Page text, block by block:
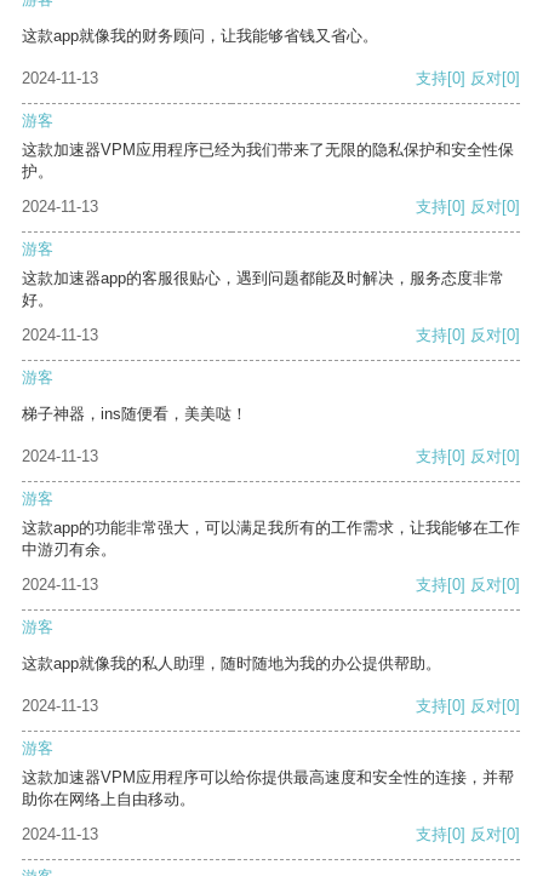
这款app就像我的财务顾问，让我能够省钱又省心。
2024-11-13 支持[0] 反对[0]
游客
这款加速器VPM应用程序已经为我们带来了无限的隐私保护和安全性保
护。
2024-11-13
支持[0] 反对[0]
游客
这款加速器app的客服很贴心，遇到问题都能及时解决，服务态度非常
好。
2024-11-13
支持[0] 反对[0]
游客
梯子神器，ins随便看，美美哒！
2024-11-13 支持[0] 反对[0]
游客
这款app的功能非常强大，可以满足我所有的工作需求，让我能够在工作
中游刃有余。
2024-11-13
支持[0] 反对[0]
游客
这款app就像我的私人助理，随时随地为我的办公提供帮助。
2024-11-13 支持[0] 反对[0]
游客
这款加速器VPM应用程序可以给你提供最高速度和安全性的连接，并帮
助你在网络上自由移动。
2024-11-13
支持[0] 反对[0]